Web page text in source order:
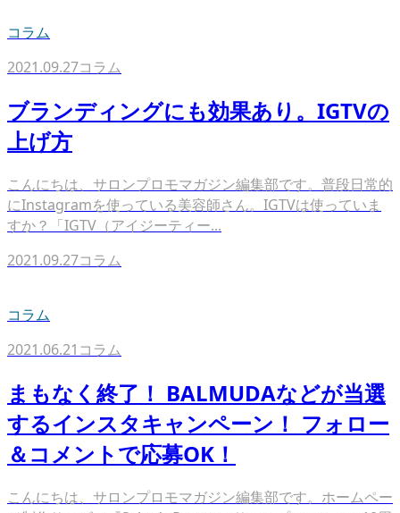
コラム
2021.09.27コラム
ブランディングにも効果あり。IGTVの
上げ方
こんにちは、サロンプロモマガジン編集部です。普段日常的
にInstagramを使っている美容師さん。IGTVは使っていま
すか？「IGTV（アイジーティー...
2021.09.27コラム
コラム
2021.06.21 コラム
まもなく終了！ BALMUDAなどが当選
するインスタキャンペーン！ フォロー
＆コメントで応募OK！
こんにちは、サロンプロモマガジン編集部です。ホームペー